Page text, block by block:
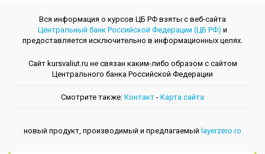
Вся информация о курсов ЦБ РФ взяты с веб-сайта
Центральный банк Российской Федерации (ЦБ РФ) и
предоставляется исключительно в информационных целях.
Сайт kursvaliut.ru не связан каким-либо образом с сайтом
Центрального банкa Российской Федерации
Смотрите также: Контакт - Kарта сайта
новый продукт, производимый и предлагаемый layerzero.ro